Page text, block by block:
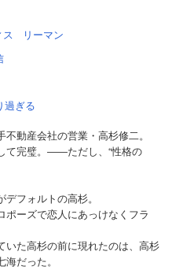
ス リーマン
過ぎる
動産会社の営業・高杉修二。
て完璧。――ただし、“性格の
フォルトの高杉。
ポーズで恋人にあっけなくフラ
いた高杉の前に現れたのは、高杉
だった。